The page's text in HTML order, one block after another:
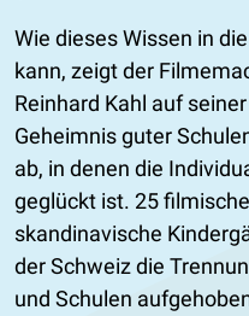
Wie dieses Wissen in
kann, zeigt der
Reinhard Kahl auf seiner
Geheimnis guter
ab, in denen die
geglückt ist. 25
skandinavische
der Schweiz die
und Schulen